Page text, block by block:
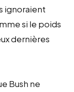
ignoraient
si le poids
dernières
Bush ne